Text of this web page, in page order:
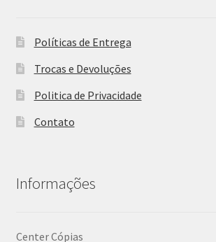
Políticas de Entrega
Trocas e Devoluções
Politica de Privacidade
Contato
Informações
Center Cópias